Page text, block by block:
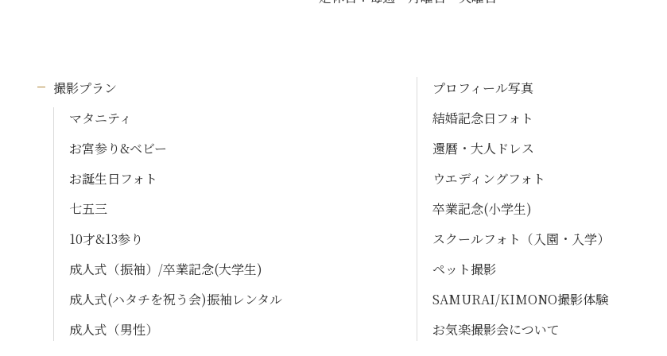
撮影プラン
マタニティ
お宮参り&ベビー
お誕生日フォト
七五三
10才&13参り
成人式（振袖）/卒業記念(大学生)
成人式(ハタチを祝う会)振袖レンタル
成人式（男性）
プロフィール写真
結婚記念日フォト
還暦・大人ドレス
ウエディングフォト
卒業記念(小学生)
スクールフォト（入園・入学）
ペット撮影
SAMURAI/KIMONO撮影体験
お気楽撮影会について